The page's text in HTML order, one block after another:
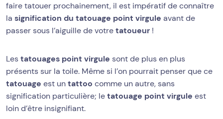
faire tatouer prochainement, il est impératif de connaître
la signification du tatouage point virgule avant de
passer sous l’aiguille de votretatoueur !
Lestatouages point virgule sont de plus en plus
présents sur la toile. Même si l’on pourrait penser que ce
tatouage est untattoo comme un autre, sans
signification particulière; letatouage point virgule est
loin d’être insignifiant.